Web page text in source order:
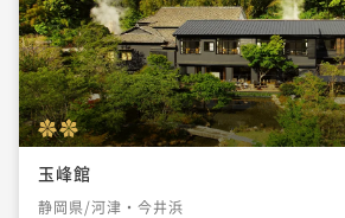
玉峰館
静岡県/河津・今井浜